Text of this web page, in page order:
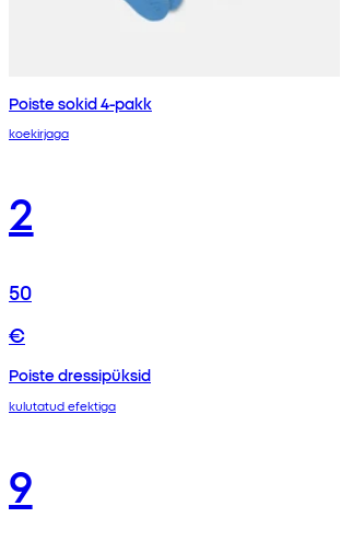
Poiste sokid 4-pakk
koekirjaga
2
50
€
Poiste dressipüksid
kulutatud efektiga
9